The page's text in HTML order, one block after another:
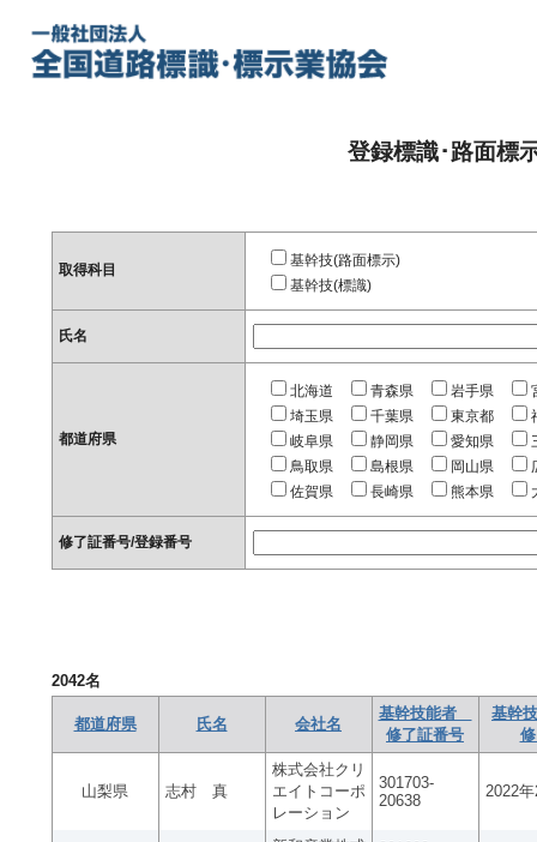
登録標識･路面標
取得科目
基幹技(路面標示)
基幹技(標識)
氏名
都道府県
北海道 青森県 岩手県
埼玉県
千葉県 東京都
岐阜県
静岡県 愛知県
鳥取県
島根県 岡山県
佐賀県
長崎県 熊本県
修了証番号/登録番号
2042名
都道府県 氏名 会社名
基幹技能者
修了証番号
基幹
山梨県 志村 真
株式会社クリ
エイトコーポ
レーション
301703-
20638
2022